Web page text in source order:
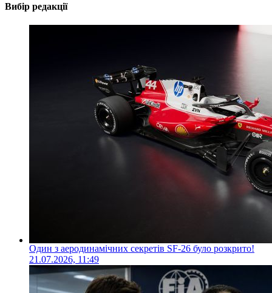
Вибір редакції
Один з аеродинамічних секретів SF-26 було розкрито!
21.07.2026, 11:49